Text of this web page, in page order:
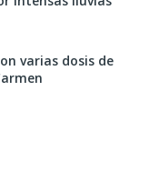
varias dosis de